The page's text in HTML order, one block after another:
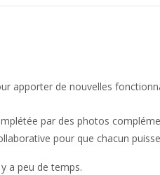
apporter de nouvelles
par des photos
pour que chacun
a peu de temps.